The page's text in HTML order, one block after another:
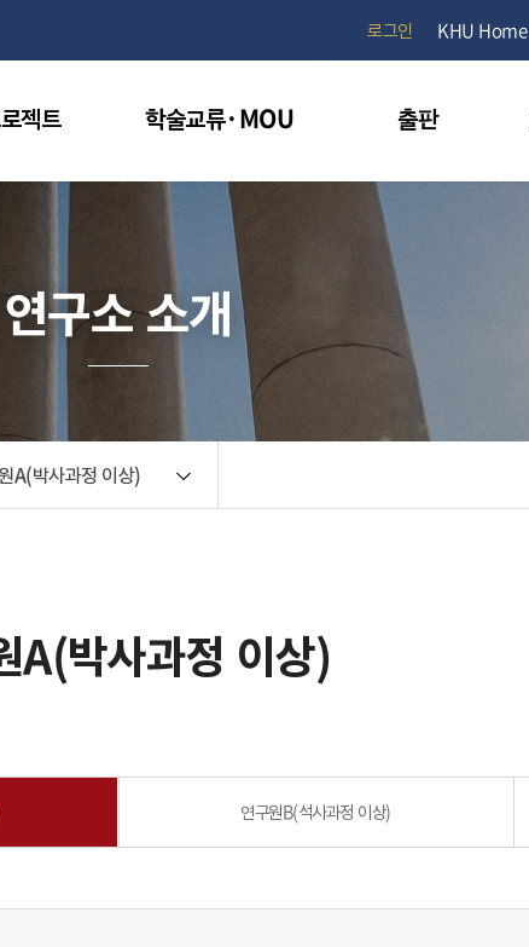
로그인 KHU Home
젝트 학술교류·MOU 출판
연구소 소개
A(박사과정 이상)
A(박사과정 이상)
연구원B(석사과정 이상)